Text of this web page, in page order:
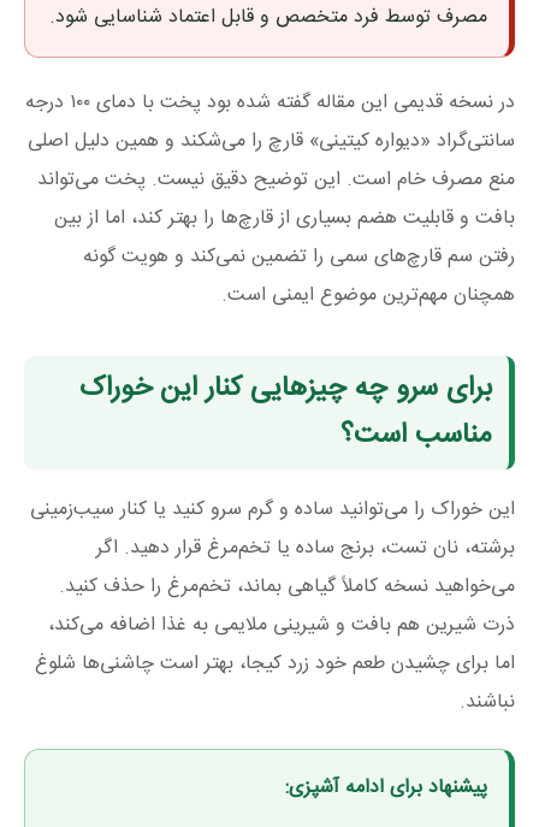
مصرف توسط فرد متخصص و قابل اعتماد شناسایی شود.
در نسخه قدیمی این مقاله گفته شده بود پخت با دمای ۱۰۰ درجه
سانتی‌گراد «دیواره کیتینی» قارچ را می‌شکند و همین دلیل اصلی
منع مصرف خام است. این توضیح دقیق نیست. پخت می‌تواند
بافت و قابلیت هضم بسیاری از قارچ‌ها را بهتر کند، اما از بین
رفتن سم قارچ‌های سمی را تضمین نمی‌کند و هویت گونه
همچنان مهم‌ترین موضوع ایمنی است.
برای سرو چه چیزهایی کنار این خوراک
مناسب است؟
این خوراک را می‌توانید ساده و گرم سرو کنید یا کنار سیب‌زمینی
برشته، نان تست، برنج ساده یا تخم‌مرغ قرار دهید. اگر
می‌خواهید نسخه کاملاً گیاهی بماند، تخم‌مرغ را حذف کنید.
ذرت شیرین هم بافت و شیرینی ملایمی به غذا اضافه می‌کند،
اما برای چشیدن طعم خود زرد کیجا، بهتر است چاشنی‌ها شلوغ
نباشند.
پیشنهاد برای ادامه آشپزی: